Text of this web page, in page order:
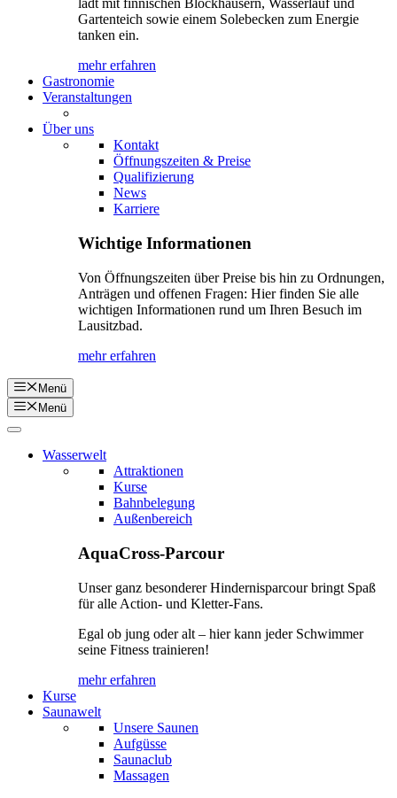
lädt mit finnischen Blockhäusern, Wasserlauf und
Gartenteich sowie einem Solebecken zum Energie
tanken ein.
mehr erfahren
Gastronomie
Veranstaltungen
Über uns
Kontakt
Öffnungszeiten & Preise
Qualifizierung
News
Karriere
Wichtige Informationen
Von Öffnungszeiten über Preise bis hin zu Ordnungen,
Anträgen und offenen Fragen: Hier finden Sie alle
wichtigen Informationen rund um Ihren Besuch im
Lausitzbad.
mehr erfahren
Menü
Menü
Wasserwelt
Attraktionen
Kurse
Bahnbelegung
Außenbereich
AquaCross-Parcour
Unser ganz besonderer Hindernisparcour bringt Spaß
für alle Action- und Kletter-Fans.
Egal ob jung oder alt – hier kann jeder Schwimmer
seine Fitness trainieren!
mehr erfahren
Kurse
Saunawelt
Unsere Saunen
Aufgüsse
Saunaclub
Massagen